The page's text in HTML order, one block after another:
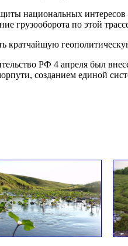
национальных
грузооборота по этой
кратчайшую
РФ 4 апреля был
созданием единой